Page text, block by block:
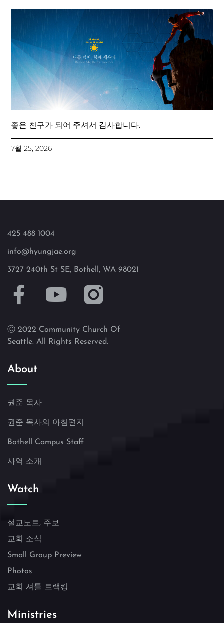
좋은 친구가 되어 주셔서 감사합니다.
7월 25, 2026
425 488 1004
info@hyungjae.org
3727 240th St SE, Bothell, WA 98021
Ⓒ 2022 Community Church Of
Seattle. All Rights Reserved.
About
권준 목사
권준 목사의 아침편지
Bothell Campus Staff
사역 소개
Watch
설교노트, 주보
교회 소식
Small Group Preview
Photos
교회 셔틀 트랙킹
Ministries